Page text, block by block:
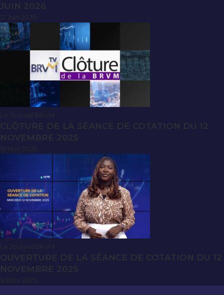
JUIN 2026
Le Journal BRVM
CLÔTURE DE LA SÉANCE DE COTATION DU 12
NOVEMBRE 2025
Le Journal BRVM
OUVERTURE DE LA SÉANCE DE COTATION DU 12
NOVEMBRE 2025